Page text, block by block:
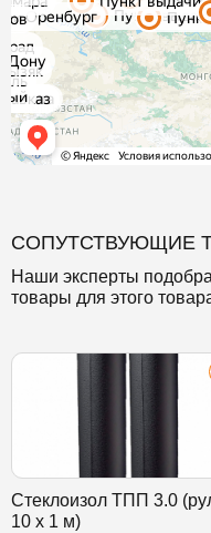
СОПУТСТВУЮЩИЕ
Наши эксперты
товары для этого
Стеклоизол ТПП 3.0
10 х 1 м)